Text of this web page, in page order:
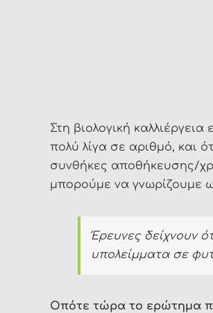
Στη βιολογική
πολύ λίγα σε αριθμό, και
συνθήκες αποθήκευσης/
μπορούμε να γνωρίζουμε
Έρευνες δείχνουν
υπολείμματα σε
Οπότε τώρα το ερώτημα